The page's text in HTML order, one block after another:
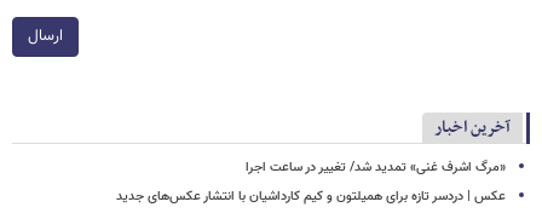
ارسال
آخرین اخبار
​​​​​​​«مرگ اشرف غنی» تمدید شد/ تغییر در ساعت اجرا
عکس | دردسر تازه برای همیلتون و کیم کارداشیان با انتشار عکس‌های جدید